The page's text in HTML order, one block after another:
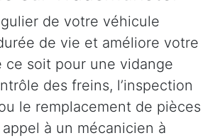
de votre véhicule
de vie et améliore votre
ce soit pour une vidange
des freins, l’inspection
le remplacement de pièces
appel à un mécanicien à